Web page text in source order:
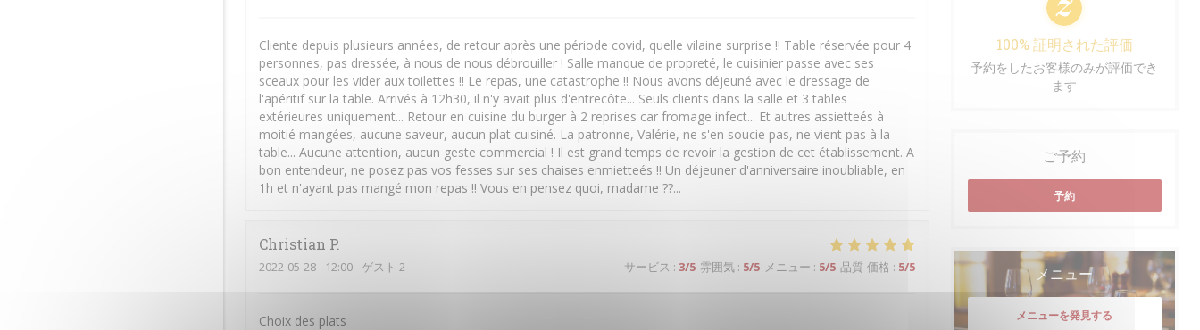
Cliente depuis plusieurs années, de retour après une période covid, quelle vilaine surprise !! Table réservée pour 4
personnes, pas dressée, à nous de nous débrouiller ! Salle manque de propreté, le cuisinier passe avec ses
sceaux pour les vider aux toilettes !! Le repas, une catastrophe !! Nous avons déjeuné avec le dressage de
l'apéritif sur la table. Arrivés à 12h30, il n'y avait plus d'entrecôte... Seuls clients dans la salle et 3 tables
extérieures uniquement... Retour en cuisine du burger à 2 reprises car fromage infect... Et autres assietteés à
moitié mangées, aucune saveur, aucun plat cuisiné. La patronne, Valérie, ne s'en soucie pas, ne vient pas à la
table... Aucune attention, aucun geste commercial ! Il est grand temps de revoir la gestion de cet établissement. A
bon entendeur, ne posez pas vos fesses sur ses chaises enmietteés !! Un déjeuner d'anniversaire inoubliable, en
1h et n'ayant pas mangé mon repas !! Vous en pensez quoi, madame ??...
Christian P
2022-05-28- 12:00 - ゲスト 2 サービス : 3/5 雰囲気: 5/5 メニュー : 5/5 品質-価格 : 5/5
Choix des plats
100% 証明された評価
予約をしたお客様のみが評価でき
ます
ご予約
予約
メニュー
メニューを発見する